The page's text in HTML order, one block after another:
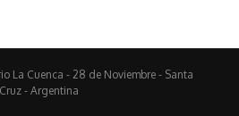
La Cuenca - 28 de Noviembre - Santa
Cruz - Argentina